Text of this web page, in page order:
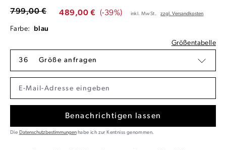
489,00 € (-39%)
799,00 € inkl. MwSt. zzgl. Versandkosten
Farbe: blau
Größentabelle
36 Größe anfragen
Benachrichtigen lassen
Die Datenschutzbestimmungenhabe ich zur Kentniss genommen.